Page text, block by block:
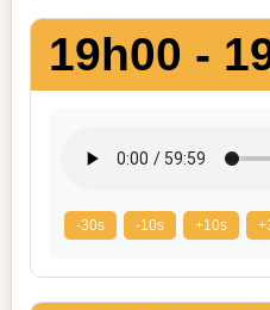
19h00 -
-30s -10s +10s